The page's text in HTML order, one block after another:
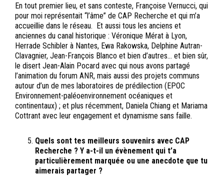
En tout premier lieu, et sans conteste, Françoise Vernucci, qui
pour moi représentait “l’âme” de CAP Recherche et qui m’a
accueillie dans le réseau. Et aussi tous les anciens et
anciennes du canal historique : Véronique Mérat à Lyon,
Herrade Schibler à Nantes, Ewa Rakowska, Delphine Autran-
Clavagnier, Jean-François Blanco et bien d’autres… et bien sûr,
le disert Jean-Alain Pocard avec qui nous avons partagé
l’animation du forum ANR, mais aussi des projets communs
autour d’un de mes laboratoires de prédilection (EPOC
Environnement-paléoenvironnement océaniques et
continentaux) ; et plus récemment, Daniela Chiang et Mariama
Cottrant avec leur engagement et dynamisme sans faille.
Quels sont tes meilleurs souvenirs avec CAP
Recherche ? Y a-t-il un évènement qui t’a
particulièrement marquée ou une anecdote que tu
aimerais partager ?